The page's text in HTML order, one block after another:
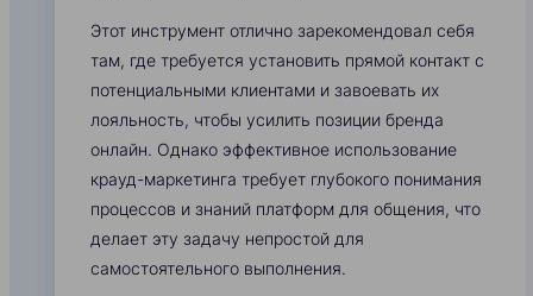
Этот инструмент отлично зарекомендовал себя
там, где требуется установить прямой контакт с
потенциальными клиентами и завоевать их
лояльность, чтобы усилить позиции бренда
онлайн. Однако эффективное использование
крауд-маркетинга требует глубокого понимания
процессов и знаний платформ для общения, что
делает эту задачу непростой для
самостоятельного выполнения.